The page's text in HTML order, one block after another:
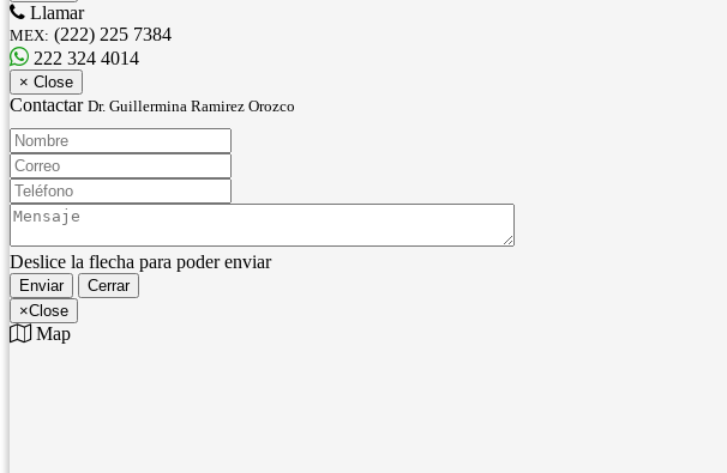
Llamar
MEX: (222) 225 7384
222 324 4014
× Close
Contactar Dr. Guillermina Ramirez Orozco
Nombre:
Correo:
Teléfono:
Mensaje:
Deslice la flecha para poder enviar
Enviar
Cerrar
×Close
Map